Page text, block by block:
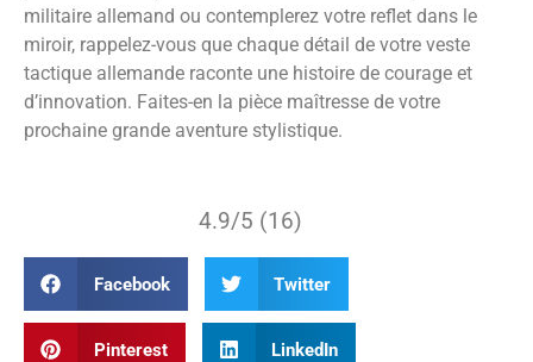
militaire allemand ou contemplerez votre reflet dans le
miroir, rappelez-vous que chaque détail de votre veste
tactique allemande raconte une histoire de courage et
d’innovation. Faites-en la pièce maîtresse de votre
prochaine grande aventure stylistique.
4.9/5 (16)
Facebook Twitter
Pinterest LinkedIn